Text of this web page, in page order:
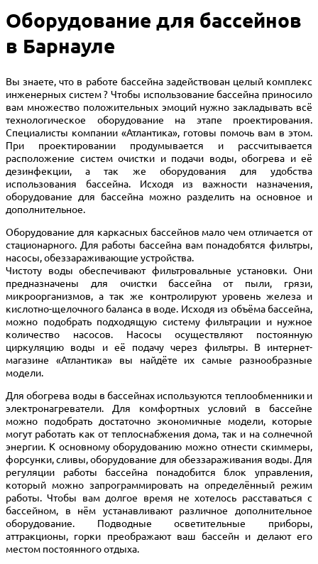
Оборудование для бассейнов
в Барнауле
Вы знаете, что в работе бассейна задействован целый комплекс
инженерных систем ? Чтобы использование бассейна приносило
вам множество положительных эмоций нужно закладывать всё
технологическое оборудование на этапе проектирования.
Специалисты компании «Атлантика», готовы помочь вам в этом.
При проектировании продумывается и рассчитывается
расположение систем очистки и подачи воды, обогрева и её
дезинфекции, а так же оборудования для удобства
использования бассейна. Исходя из важности назначения,
оборудование для бассейна можно разделить на основное и
дополнительное.
Оборудование для каркасных бассейнов мало чем отличается от
стационарного. Для работы бассейна вам понадобятся фильтры,
насосы, обеззараживающие устройства.
Чистоту воды обеспечивают фильтровальные установки. Они
предназначены для очистки бассейна от пыли, грязи,
микроорганизмов, а так же контролируют уровень железа и
кислотно-щелочного баланса в воде. Исходя из объёма бассейна,
можно подобрать подходящую систему фильтрации и нужное
количество насосов. Насосы осуществляют постоянную
циркуляцию воды и её подачу через фильтры. В интернет-
магазине «Атлантика» вы найдёте их самые разнообразные
модели.
Для обогрева воды в бассейнах используются теплообменники и
электронагреватели. Для комфортных условий в бассейне
можно подобрать достаточно экономичные модели, которые
могут работать как от теплоснабжения дома, так и на солнечной
энергии. К основному оборудованию можно отнести скиммеры,
форсунки, сливы, оборудование для обеззараживания воды. Для
регуляции работы бассейна понадобится блок управления,
который можно запрограммировать на определённый режим
работы. Чтобы вам долгое время не хотелось расставаться с
бассейном, в нём устанавливают различное дополнительное
оборудование. Подводные осветительные приборы,
аттракционы, горки преображают ваш бассейн и делают его
местом постоянного отдыха.